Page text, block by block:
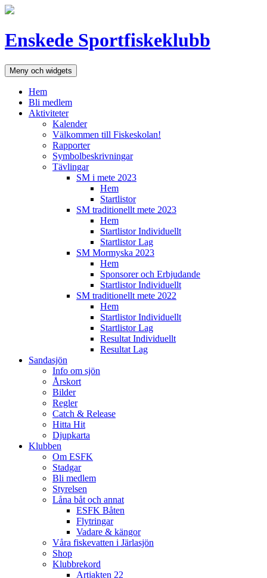
Hoppa
Enskede Sportfiskeklubb
Meny och widgets
Hem
Bli medlem
Aktiviteter
Kalender
Välkommen till Fiskeskolan!
Rapporter
Symbolbeskrivningar
Tävlingar
SM i mete 2023
Hem
Startlistor
SM traditionellt mete 2023
Hem
Startlistor Individuellt
Startlistor Lag
SM Mormyska 2023
Hem
Sponsorer och Erbjudande
Startlistor Individuellt
SM traditionellt mete 2022
Hem
Startlistor Individuellt
Startlistor Lag
Resultat Individuellt
Resultat Lag
Sandasjön
Info om sjön
Årskort
Bilder
Regler
Catch & Release
Hitta Hit
Djupkarta
Klubben
Om ESFK
Stadgar
Bli medlem
Styrelsen
Låna båt och annat
ESFK Båten
Flytringar
Vadare & kängor
Våra fiskevatten i Järlasjön
Shop
Klubbrekord
Artjakten 22